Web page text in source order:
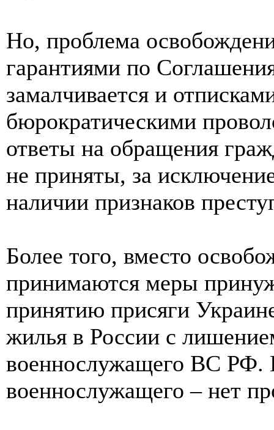
Но, проблема
гарантиями по
замалчивается и
бюрократическими
ответы на обращения
не приняты, за
наличии признаков
Более того, вместо
принимаются меры
принятию присяги
жилья в России с
военнослужащего ВС РФ.
военнослужащего – нет